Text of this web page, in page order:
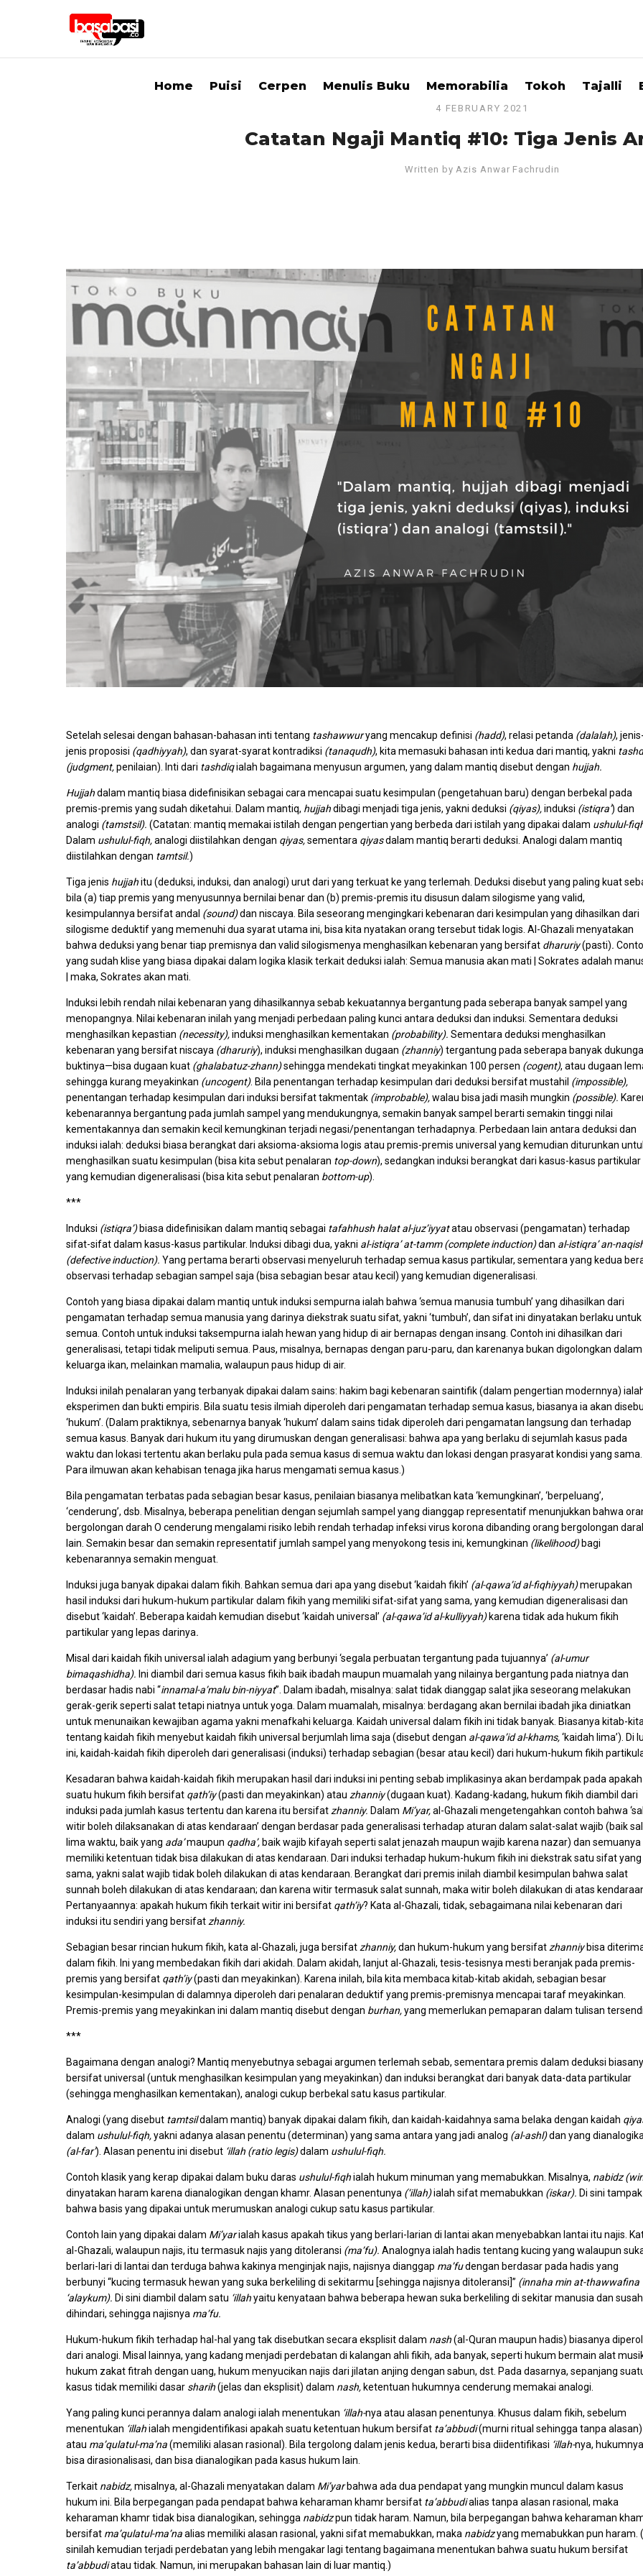
Home Puisi Cerpen Menulis Buku Memorabilia Tokoh Tajalli
4 FEBRUARY 2021
Catatan Ngaji Mantiq #10: Tiga Jenis
Written byAzis Anwar Fachrudin
Setelah selesai dengan bahasan-bahasan inti tentang tashawwuryang mencakup definisi (hadd), relasi petanda (dalalah), jenis-
jenis proposisi (qadhiyyah), dan syarat-syarat kontradiksi (tanaqudh), kita memasuki bahasan inti kedua dari mantiq, yakni
(judgment,penilaian). Inti dari tashdiqialah bagaimana menyusun argumen, yang dalam mantiq disebut dengan hujjah.
Hujjahdalam mantiq biasa didefinisikan sebagai cara mencapai suatu kesimpulan (pengetahuan baru) dengan berbekal pada
premis-premis yang sudah diketahui. Dalam mantiq, hujjahdibagi menjadi tiga jenis, yakni deduksi (qiyas),induksi (istiqra’) dan
analogi (tamstsil). (Catatan: mantiq memakai istilah dengan pengertian yang berbeda dari istilah yang dipakai dalam ushulul-
Dalam ushulul-fiqh,analogi diistilahkan dengan qiyas,sementara qiyasdalam mantiq berarti deduksi. Analogi dalam mantiq
diistilahkan dengan tamtsil.)
Tiga jenis hujjahitu (deduksi, induksi, dan analogi) urut dari yang terkuat ke yang terlemah. Deduksi disebut yang paling kuat
bila (a) tiap premis yang menyusunnya bernilai benar dan (b) premis-premis itu disusun dalam silogisme yang valid,
kesimpulannya bersifat andal (sound)dan niscaya. Bila seseorang mengingkari kebenaran dari kesimpulan yang dihasilkan dari
silogisme deduktif yang memenuhi dua syarat utama ini, bisa kita nyatakan orang tersebut tidak logis. Al-Ghazali menyatakan
bahwa deduksi yang benar tiap premisnya dan valid silogismenya menghasilkan kebenaran yang bersifat dharuriy(pasti).
yang sudah klise yang biasa dipakai dalam logika klasik terkait deduksi ialah: Semua manusia akan mati | Sokrates adalah
| maka, Sokrates akan mati.
Induksi lebih rendah nilai kebenaran yang dihasilkannya sebab kekuatannya bergantung pada seberapa banyak sampel yang
menopangnya. Nilai kebenaran inilah yang menjadi perbedaan paling kunci antara deduksi dan induksi. Sementara deduksi
menghasilkan kepastian (necessity),induksi menghasilkan kementakan (probability). Sementara deduksi menghasilkan
kebenaran yang bersifat niscaya (dharuriy), induksi menghasilkan dugaan (zhanniy) tergantung pada seberapa banyak
buktinya—bisa dugaan kuat (ghalabatuz-zhann)sehingga mendekati tingkat meyakinkan 100 persen (cogent), atau dugaan
sehingga kurang meyakinkan (uncogent). Bila penentangan terhadap kesimpulan dari deduksi bersifat mustahil (impossible),
penentangan terhadap kesimpulan dari induksi bersifat takmentak (improbable),walau bisa jadi masih mungkin (possible).
kebenarannya bergantung pada jumlah sampel yang mendukungnya, semakin banyak sampel berarti semakin tinggi nilai
kementakannya dan semakin kecil kemungkinan terjadi negasi/penentangan terhadapnya. Perbedaan lain antara deduksi dan
induksi ialah: deduksi biasa berangkat dari aksioma-aksioma logis atau premis-premis universal yang kemudian diturunkan
menghasilkan suatu kesimpulan (bisa kita sebut penalaran top-down), sedangkan induksi berangkat dari kasus-kasus partikular
yang kemudian digeneralisasi (bisa kita sebut penalaran bottom-up).
***
Induksi (istiqra’)biasa didefinisikan dalam mantiq sebagai tafahhush halat al-juz’iyyatatau observasi (pengamatan) terhadap
sifat-sifat dalam kasus-kasus partikular. Induksi dibagi dua, yakni al-istiqra’ at-tamm (complete induction)dan al-istiqra’ an-
(defective induction). Yang pertama berarti observasi menyeluruh terhadap semua kasus partikular, sementara yang kedua
observasi terhadap sebagian sampel saja (bisa sebagian besar atau kecil) yang kemudian digeneralisasi.
Contoh yang biasa dipakai dalam mantiq untuk induksi sempurna ialah bahwa ‘semua manusia tumbuh’ yang dihasilkan dari
pengamatan terhadap semua manusia yang darinya diekstrak suatu sifat, yakni ‘tumbuh’, dan sifat ini dinyatakan berlaku untuk
semua. Contoh untuk induksi taksempurna ialah hewan yang hidup di air bernapas dengan insang. Contoh ini dihasilkan dari
generalisasi, tetapi tidak meliputi semua. Paus, misalnya, bernapas dengan paru-paru, dan karenanya bukan digolongkan dalam
keluarga ikan, melainkan mamalia, walaupun paus hidup di air.
Induksi inilah penalaran yang terbanyak dipakai dalam sains: hakim bagi kebenaran saintifik (dalam pengertian modernnya)
eksperimen dan bukti empiris. Bila suatu tesis ilmiah diperoleh dari pengamatan terhadap semua kasus, biasanya ia akan
‘hukum’. (Dalam praktiknya, sebenarnya banyak ‘hukum’ dalam sains tidak diperoleh dari pengamatan langsung dan terhadap
semua kasus. Banyak dari hukum itu yang dirumuskan dengan generalisasi: bahwa apa yang berlaku di sejumlah kasus pada
waktu dan lokasi tertentu akan berlaku pula pada semua kasus di semua waktu dan lokasi dengan prasyarat kondisi yang sama.
Para ilmuwan akan kehabisan tenaga jika harus mengamati semua kasus.)
Bila pengamatan terbatas pada sebagian besar kasus, penilaian biasanya melibatkan kata ‘kemungkinan’, ‘berpeluang’,
‘cenderung’, dsb. Misalnya, beberapa penelitian dengan sejumlah sampel yang dianggap representatif menunjukkan bahwa
bergolongan darah O cenderung mengalami risiko lebih rendah terhadap infeksi virus korona dibanding orang bergolongan
lain. Semakin besar dan semakin representatif jumlah sampel yang menyokong tesis ini, kemungkinan (likelihood) bagi
kebenarannya semakin menguat.
Induksi juga banyak dipakai dalam fikih. Bahkan semua dari apa yang disebut ‘kaidah fikih’ (al-qawa’id al-fiqhiyyah)merupakan
hasil induksi dari hukum-hukum partikular dalam fikih yang memiliki sifat-sifat yang sama, yang kemudian digeneralisasi dan
disebut ‘kaidah’. Beberapa kaidah kemudian disebut ‘kaidah universal’ (al-qawa’id al-kulliyyah) karena tidak ada hukum fikih
partikular yang lepas darinya.
Misal dari kaidah fikih universal ialah adagium yang berbunyi ‘segala perbuatan tergantung pada tujuannya’ (al-umur
bimaqashidha). Ini diambil dari semua kasus fikih baik ibadah maupun muamalah yang nilainya bergantung pada niatnya dan
berdasar hadis nabi “innamal-a’malu bin-niyyat”. Dalam ibadah, misalnya: salat tidak dianggap salat jika seseorang melakukan
gerak-gerik seperti salat tetapi niatnya untuk yoga. Dalam muamalah, misalnya: berdagang akan bernilai ibadah jika diniatkan
untuk menunaikan kewajiban agama yakni menafkahi keluarga. Kaidah universal dalam fikih ini tidak banyak. Biasanya kitab-
tentang kaidah fikih menyebut kaidah fikih universal berjumlah lima saja (disebut dengan al-qawa’id al-khams,‘kaidah lima’). Di
ini, kaidah-kaidah fikih diperoleh dari generalisasi (induksi) terhadap sebagian (besar atau kecil) dari hukum-hukum fikih
Kesadaran bahwa kaidah-kaidah fikih merupakan hasil dari induksi ini penting sebab implikasinya akan berdampak pada apakah
suatu hukum fikih bersifat qath’iy(pasti dan meyakinkan) atau zhanniy(dugaan kuat). Kadang-kadang, hukum fikih diambil dari
induksi pada jumlah kasus tertentu dan karena itu bersifat zhanniy. Dalam Mi’yar,al-Ghazali mengetengahkan contoh bahwa
witir boleh dilaksanakan di atas kendaraan’ dengan berdasar pada generalisasi terhadap aturan dalam salat-salat wajib (baik
lima waktu, baik yang ada’maupun qadha’, baik wajib kifayah seperti salat jenazah maupun wajib karena nazar) dan semuanya
memiliki ketentuan tidak bisa dilakukan di atas kendaraan. Dari induksi terhadap hukum-hukum fikih ini diekstrak satu sifat yang
sama, yakni salat wajib tidak boleh dilakukan di atas kendaraan. Berangkat dari premis inilah diambil kesimpulan bahwa salat
sunnah boleh dilakukan di atas kendaraan; dan karena witir termasuk salat sunnah, maka witir boleh dilakukan di atas
Pertanyaannya: apakah hukum fikih terkait witir ini bersifat qath’iy? Kata al-Ghazali, tidak, sebagaimana nilai kebenaran dari
induksi itu sendiri yang bersifat zhanniy.
Sebagian besar rincian hukum fikih, kata al-Ghazali, juga bersifat zhanniy,dan hukum-hukum yang bersifat zhanniy bisa
dalam fikih. Ini yang membedakan fikih dari akidah. Dalam akidah, lanjut al-Ghazali, tesis-tesisnya mesti beranjak pada premis-
premis yang bersifat qath’iy(pasti dan meyakinkan). Karena inilah, bila kita membaca kitab-kitab akidah, sebagian besar
kesimpulan-kesimpulan di dalamnya diperoleh dari penalaran deduktif yang premis-premisnya mencapai taraf meyakinkan.
Premis-premis yang meyakinkan ini dalam mantiq disebut dengan burhan,yang memerlukan pemaparan dalam tulisan
***
Bagaimana dengan analogi? Mantiq menyebutnya sebagai argumen terlemah sebab, sementara premis dalam deduksi
bersifat universal (untuk menghasilkan kesimpulan yang meyakinkan) dan induksi berangkat dari banyak data-data partikular
(sehingga menghasilkan kementakan), analogi cukup berbekal satu kasus partikular.
Analogi (yang disebut tamtsildalam mantiq) banyak dipakai dalam fikih, dan kaidah-kaidahnya sama belaka dengan kaidah
dalam ushulul-fiqh,yakni adanya alasan penentu (determinan) yang sama antara yang jadi analog (al-ashl)dan yang
(al-far’). Alasan penentu ini disebut ‘illah (ratio legis)dalam ushulul-fiqh.
Contoh klasik yang kerap dipakai dalam buku daras ushulul-fiqhialah hukum minuman yang memabukkan. Misalnya, nabidz
dinyatakan haram karena dianalogikan dengan khamr. Alasan penentunya (‘illah)ialah sifat memabukkan (iskar). Di sini tampak
bahwa basis yang dipakai untuk merumuskan analogi cukup satu kasus partikular.
Contoh lain yang dipakai dalam Mi’yarialah kasus apakah tikus yang berlari-larian di lantai akan menyebabkan lantai itu najis.
al-Ghazali, walaupun najis, itu termasuk najis yang ditoleransi (ma’fu). Analognya ialah hadis tentang kucing yang walaupun
berlari-lari di lantai dan terduga bahwa kakinya menginjak najis, najisnya dianggap ma’fudengan berdasar pada hadis yang
berbunyi “kucing termasuk hewan yang suka berkeliling di sekitarmu [sehingga najisnya ditoleransi]” (innaha min at-thawwafina
‘alaykum). Di sini diambil dalam satu ‘illahyaitu kenyataan bahwa beberapa hewan suka berkeliling di sekitar manusia dan susah
dihindari, sehingga najisnya ma’fu.
Hukum-hukum fikih terhadap hal-hal yang tak disebutkan secara eksplisit dalam nash(al-Quran maupun hadis) biasanya
dari analogi. Misal lainnya, yang kadang menjadi perdebatan di kalangan ahli fikih, ada banyak, seperti hukum bermain alat
hukum zakat fitrah dengan uang, hukum menyucikan najis dari jilatan anjing dengan sabun, dst. Pada dasarnya, sepanjang
kasus tidak memiliki dasar sharih(jelas dan eksplisit) dalam nash, ketentuan hukumnya cenderung memakai analogi.
Yang paling kunci perannya dalam analogi ialah menentukan ‘illah-nya atau alasan penentunya. Khusus dalam fikih, sebelum
menentukan ‘illahialah mengidentifikasi apakah suatu ketentuan hukum bersifat ta’abbudi(murni ritual sehingga tanpa alasan)
atau ma’qulatul-ma’na(memiliki alasan rasional). Bila tergolong dalam jenis kedua, berarti bisa diidentifikasi ‘illah-nya, hukumnya
bisa dirasionalisasi, dan bisa dianalogikan pada kasus hukum lain.
Terkait nabidz,misalnya, al-Ghazali menyatakan dalam Mi’yarbahwa ada dua pendapat yang mungkin muncul dalam kasus
hukum ini. Bila berpegangan pada pendapat bahwa keharaman khamr bersifat ta’abbudialias tanpa alasan rasional, maka
keharaman khamr tidak bisa dianalogikan, sehingga nabidzpun tidak haram. Namun, bila berpegangan bahwa keharaman
bersifat ma’qulatul-ma’naalias memiliki alasan rasional, yakni sifat memabukkan, maka nabidzyang memabukkan pun haram.
sinilah kemudian terjadi perdebatan yang lebih mengakar lagi tentang bagaimana menentukan bahwa suatu hukum bersifat
ta’abbudiatau tidak. Namun, ini merupakan bahasan lain di luar mantiq.)